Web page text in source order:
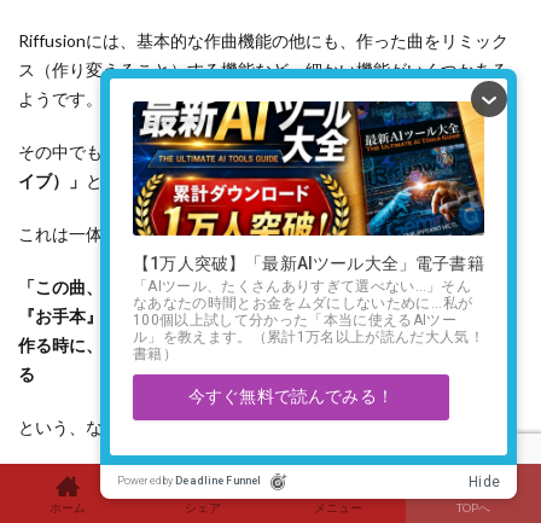
Riffusionには、基本的な作曲機能の他にも、作った曲をリミック
ス（作り変えること）する機能など、細かい機能がいくつかある
ようです。
その中でも、最近追加されて「おっ」と思ったのが「Vibe（ヴァ
イブ）」 という機能です。
これは一体何かというと、
「この曲、すごく良い感じだな！」とあなたが気に入った曲を
『お手本』としてRiffusionに記憶させておくと、次に新しい曲を
作る時に、その『お手本』の雰囲気を参考にしながら作ってくれ
る
という、なかなか賢い機能なんです！
例えば、あなたがRiffusionで作った「A」という曲がすごく気に入
ったとします。その「A」を「Vibe」として設定しておいてから、
ホーム シェア メニュー TOPへ